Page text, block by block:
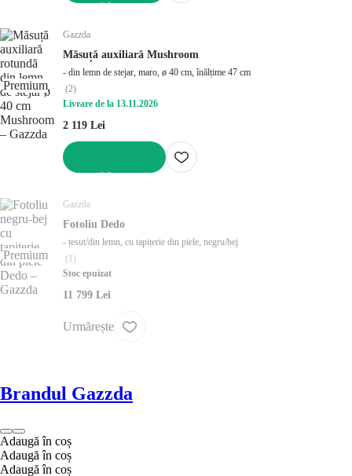
Premium
Gazzda
Măsuță auxiliară Mushroom
- din lemn de stejar, maro, ø 40 cm, înălțime 47 cm
(2)
Livrare de la 13.11.2026
2 119 Lei
Premium
Gazzda
Fotoliu Dedo
- țesut/din lemn, cu tapițerie din piele, negru/bej
(1)
Stoc epuizat
11 799 Lei
Urmărește
Brandul Gazzda
Adaugă în coș
Adaugă în coș
Adaugă în coș